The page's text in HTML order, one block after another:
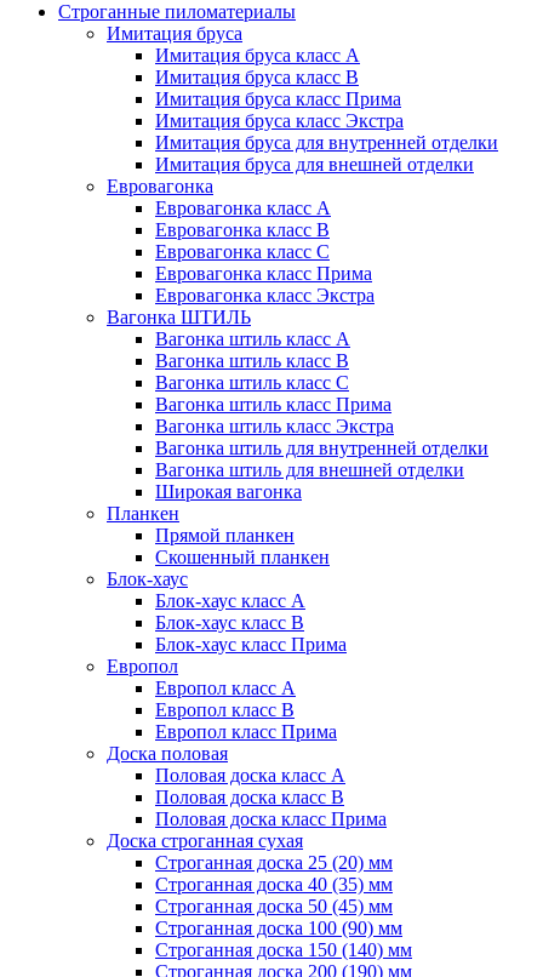
Строганные пиломатериалы
Имитация бруса
Имитация бруса класс А
Имитация бруса класс B
Имитация бруса класс Прима
Имитация бруса класс Экстра
Имитация бруса для внутренней отделки
Имитация бруса для внешней отделки
Евровагонка
Евровагонка класс А
Евровагонка класс B
Евровагонка класс C
Евровагонка класс Прима
Евровагонка класс Экстра
Вагонка ШТИЛЬ
Вагонка штиль класс А
Вагонка штиль класс B
Вагонка штиль класс C
Вагонка штиль класс Прима
Вагонка штиль класс Экстра
Вагонка штиль для внутренней отделки
Вагонка штиль для внешней отделки
Широкая вагонка
Планкен
Прямой планкен
Скошенный планкен
Блок-хаус
Блок-хаус класс А
Блок-хаус класс B
Блок-хаус класс Прима
Европол
Европол класс А
Европол класс B
Европол класс Прима
Доска половая
Половая доска класс А
Половая доска класс B
Половая доска класс Прима
Доска строганная сухая
Строганная доска 25 (20) мм
Строганная доска 40 (35) мм
Строганная доска 50 (45) мм
Строганная доска 100 (90) мм
Строганная доска 150 (140) мм
Строганная доска 200 (190) мм